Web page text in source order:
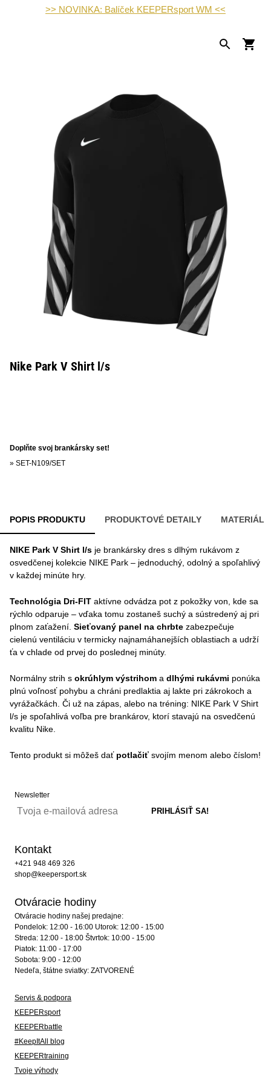
>> NOVINKA: Balíček KEEPERsport WM <<
Nike Park V Shirt l/s
Doplňte svoj brankársky set!
» SET-N109/SET
POPIS PRODUKTU PRODUKTOVÉ DETAILY MATERIÁL
NIKE Park V Shirt l/s je brankársky dres s dlhým rukávom z
osvedčenej kolekcie NIKE Park – jednoduchý, odolný a spoľahlivý
v každej minúte hry.
Technológia Dri-FIT aktívne odvádza pot z pokožky von, kde sa
rýchlo odparuje – vďaka tomu zostaneš suchý a sústredený aj pri
plnom zaťažení. Sieťovaný panel na chrbte zabezpečuje
cielenú ventiláciu v termicky najnamáhanejších oblastiach a udrží
ťa v chlade od prvej do poslednej minúty.
Normálny strih s okrúhlym výstrihom a dlhými rukávmi ponúka
plnú voľnosť pohybu a chráni predlaktia aj lakte pri zákrokoch a
vyrážačkách. Či už na zápas, alebo na tréning: NIKE Park V Shirt
l/s je spoľahlivá voľba pre brankárov, ktorí stavajú na osvedčenú
kvalitu Nike.
Tento produkt si môžeš dať potlačiť svojím menom alebo číslom!
Newsletter
Kontakt
+421 948 469 326
shop@keepersport.sk
Otváracie hodiny
Otváracie hodiny našej predajne:
Pondelok: 12:00 - 16:00 Utorok: 12:00 - 15:00
Streda: 12:00 - 18:00 Štvrtok: 10:00 - 15:00
Piatok: 11:00 - 17:00
Sobota: 9:00 - 12:00
Nedeľa, štátne sviatky: ZATVORENÉ
Servis & podpora
KEEPERsport
KEEPERbattle
#KeepItAll blog
KEEPERtraining
Tvoje výhody